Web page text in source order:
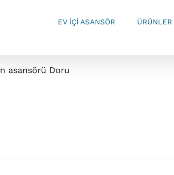
EV İÇİ ASANSÖR ÜRÜNLER
asansörü Doru